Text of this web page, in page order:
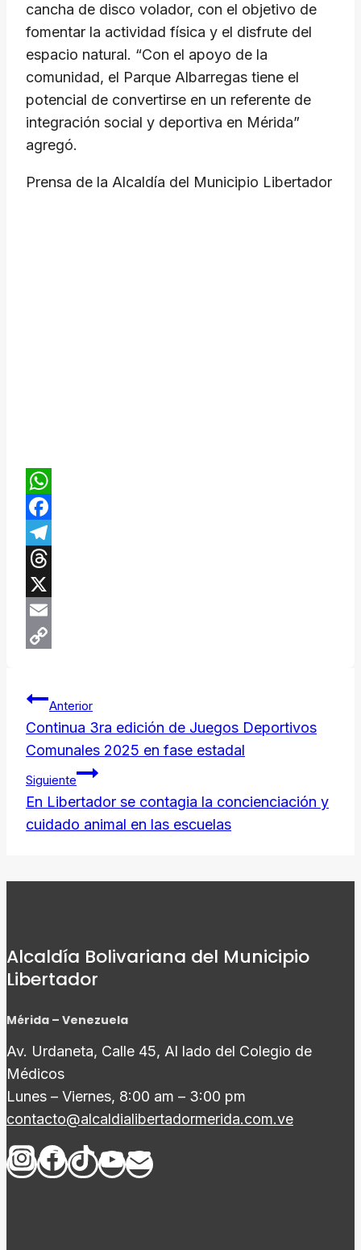
cancha de disco volador, con el objetivo de
fomentar la actividad física y el disfrute del
espacio natural. “Con el apoyo de la
comunidad, el Parque Albarregas tiene el
potencial de convertirse en un referente de
integración social y deportiva en Mérida”
agregó.
Prensa de la Alcaldía del Municipio Libertador
WhatsApp
Facebook
Telegram
Threads
X
Email
Navegación
de
entradas
Anterior
Continua 3ra edición de Juegos Deportivos
Comunales 2025 en fase estadal
Siguiente
En Libertador se contagia la concienciación y
cuidado animal en las escuelas
Alcaldía Bolivariana del Municipio
Libertador
Mérida – Venezuela
Av. Urdaneta, Calle 45, Al lado del Colegio de
Médicos
Lunes – Viernes, 8:00 am – 3:00 pm
contacto@alcaldialibertadormerida.com.ve